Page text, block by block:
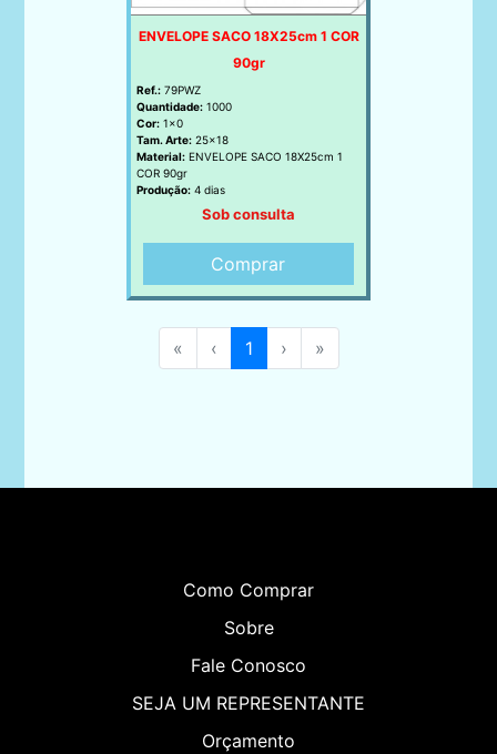
ENVELOPE SACO 18X25cm 1 COR
90gr
Ref.: 79PWZ
Quantidade: 1000
Cor: 1x0
Tam. Arte: 25x18
Material: ENVELOPE SACO 18X25cm 1
COR 90gr
Produção: 4 dias
Sob consulta
Comprar
« ‹ 1 › »
Como Comprar
Sobre
Fale Conosco
SEJA UM REPRESENTANTE
Orçamento